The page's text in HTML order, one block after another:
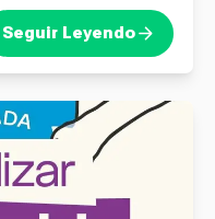
Seguir Leyendo